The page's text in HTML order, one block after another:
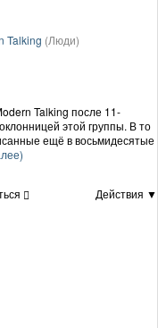
Talking (Люди)
Talking после 11-
этой группы. В то
ещё в восьмидесятые
Действия ▼